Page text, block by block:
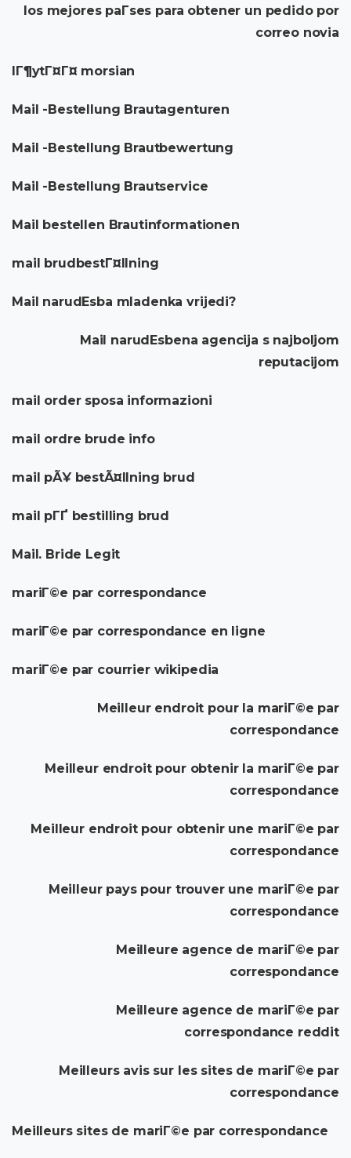
los mejores paГ­ses para obtener un pedido por
correo novia
lГ¶ytГ¤Г¤ morsian
Mail -Bestellung Brautagenturen
Mail -Bestellung Brautbewertung
Mail -Bestellung Brautservice
Mail bestellen Brautinformationen
mail brudbestГ¤llning
Mail narudЕѕba mladenka vrijedi?
Mail narudЕѕbena agencija s najboljom
reputacijom
mail order sposa informazioni
mail ordre brude info
mail pÃ¥ bestÃ¤llning brud
mail pГҐ bestilling brud
Mail. Bride Legit
mariГ©e par correspondance
mariГ©e par correspondance en ligne
mariГ©e par courrier wikipedia
Meilleur endroit pour la mariГ©e par
correspondance
Meilleur endroit pour obtenir la mariГ©e par
correspondance
Meilleur endroit pour obtenir une mariГ©e par
correspondance
Meilleur pays pour trouver une mariГ©e par
correspondance
Meilleure agence de mariГ©e par
correspondance
Meilleure agence de mariГ©e par
correspondance reddit
Meilleurs avis sur les sites de mariГ©e par
correspondance
Meilleurs sites de mariГ©e par correspondance